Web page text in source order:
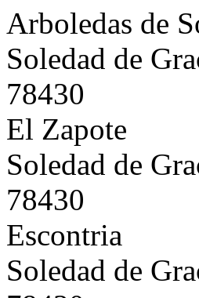
Arboledas de
Soledad de
78430
El Zapote
Soledad de
78430
Escontria
Soledad de